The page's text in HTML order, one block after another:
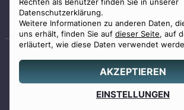
Rechten als Benutzer finden Sie in unserer
Datenschutzerklärung.
Weitere Informationen zu anderen Daten,
uns erhält, finden Sie auf dieser Seite, auf
erläutert, wie diese Daten verwendet
AKZEPTIEREN
EINSTELLUNGEN
0800 88 44 04
© 2026 Benu GmbH. Alle Rechte vorbehalten.